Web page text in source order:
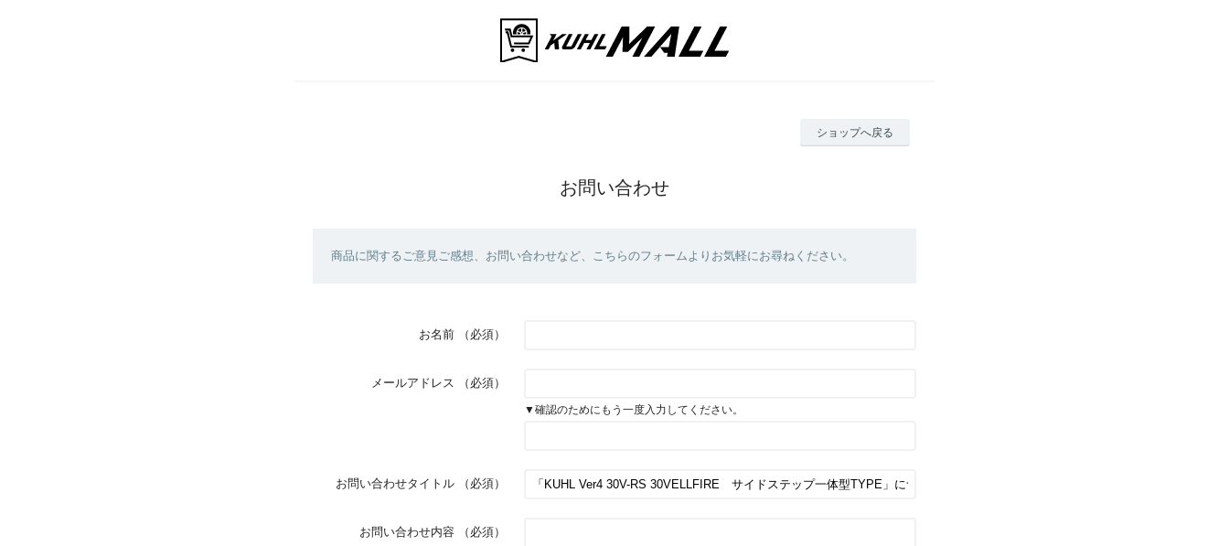
ショップへ戻る
お問い合わせ
商品に関するご意見ご感想、お問い合わせなど、こちらのフォームよりお気軽にお尋ねください。
お名前 （必須）
メールアドレス （必須）
▼確認のためにもう一度入力してください。
お問い合わせタイトル （必須）
お問い合わせ内容 （必須）